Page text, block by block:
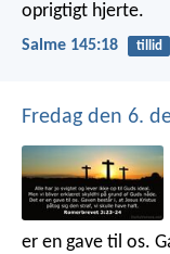
oprigtigt hjerte.
Salme 145:18 tillid
Fredag den 6.
er en gave til os.